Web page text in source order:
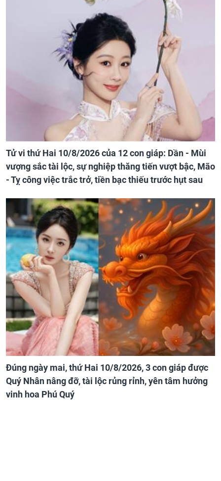
Tử vi thứ Hai 10/8/2026 của 12 con giáp: Dần - Mùi
vượng sắc tài lộc, sự nghiệp thăng tiến vượt bậc, Mão
- Tỵ công việc trắc trở, tiền bạc thiếu trước hụt sau
Đúng ngày mai, thứ Hai 10/8/2026, 3 con giáp được
Quý Nhân nâng đỡ, tài lộc rủng rỉnh, yên tâm hưởng
vinh hoa Phú Quý